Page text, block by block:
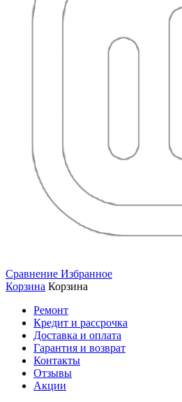
Сравнение Избранное
Корзина Корзина
Ремонт
Кредит и рассрочка
Доставка и оплата
Гарантия и возврат
Контакты
Отзывы
Акции